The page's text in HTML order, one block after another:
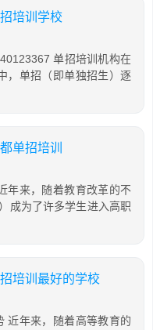
培训学校
单招培训机构在
，单招（即单独招生）逐
单招培训
年来，随着教育改革的不
成为了许多学生进入高职
培训最好的学校
近年来，随着高等教育的